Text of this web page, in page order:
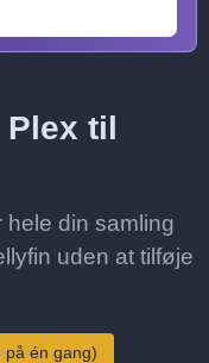
til
hele din samling
uden at tilføje
på én gang)